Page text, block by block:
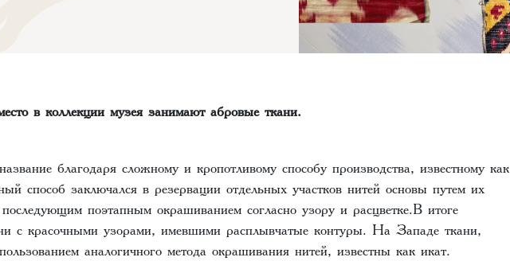
в коллекции музея занимают абровые ткани.
благодаря сложному и кропотливому способу производства, известному как
способ заключался в резервации отдельных участков нитей основы путем их
поэтапным окрашиванием согласно узору и расцветке.В итоге
с красочными узорами, имевшими расплывчатые контуры. На Западе ткани,
аналогичного метода окрашивания нитей, известны как икат.